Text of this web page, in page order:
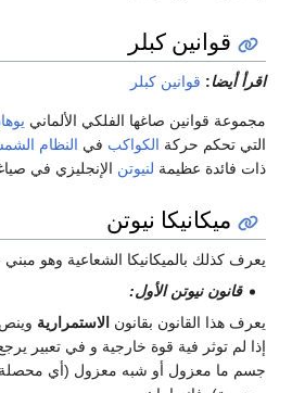
قوانين كبلر
اقرأ أيضا: قوانين كبلر
مجموعة قوانين صاغها الفلكي الألماني
التي تحكم حركة الكواكب في النظام
ذات فائدة عظيمة لنيوتن الإنجليزي في
ميكانيكا نيوتن
يعرف كذلك بالميكانيكا الشعاعية وهو مبني
قانون نيوتن الأول:
يعرف هذا القانون بقانون الاستمرارية
إذا لم توثر فية قوة خارجية و في تعبير
جسم ما معزول أو شبه معزول (أي محصلة